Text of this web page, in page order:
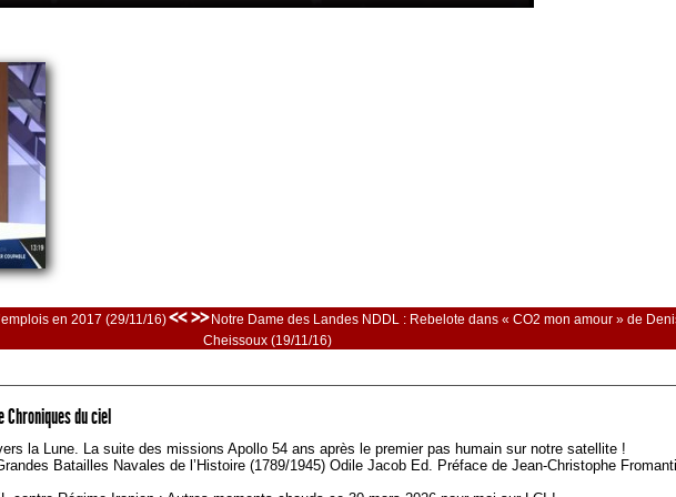
en 2017 (29/11/16)<< >> Notre Dame des Landes NDDL : Rebelote dans « CO2 mon amour » de
Cheissoux (19/11/16)
du ciel
la Lune. La suite des missions Apollo 54 ans après le premier pas humain sur notre satellite !
Batailles Navales de l’Histoire (1789/1945) Odile Jacob Ed. Préface de Jean-Christophe